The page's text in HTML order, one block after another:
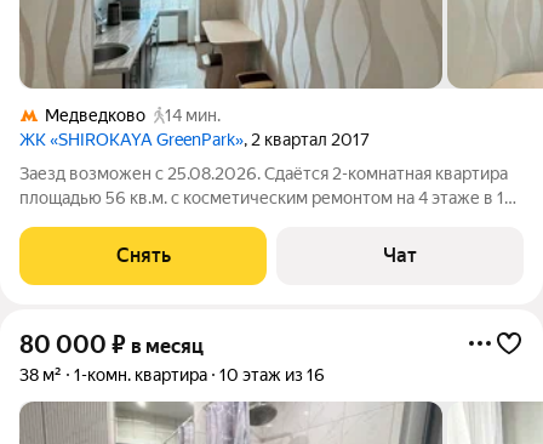
Медведково
14 мин.
ЖК «SHIROKAYA GreenPark», 2 квартал 2017
Заезд возможен с 25.08.2026. Сдаётся 2-комнатная квартира
площадью 56 кв.м. с косметическим ремонтом на 4 этаже в 19-
Снять Чат
80 000 ₽ в месяц
38 м² 1-комн. квартира 10 этаж из 16